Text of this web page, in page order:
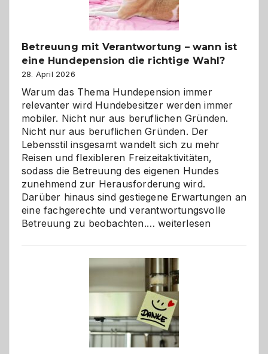
Betreuung mit Verantwortung – wann ist
eine Hundepension die richtige Wahl?
28. April 2026
Warum das Thema Hundepension immer
relevanter wird Hundebesitzer werden immer
mobiler. Nicht nur aus beruflichen Gründen.
Nicht nur aus beruflichen Gründen. Der
Lebensstil insgesamt wandelt sich zu mehr
Reisen und flexibleren Freizeitaktivitäten,
sodass die Betreuung des eigenen Hundes
zunehmend zur Herausforderung wird.
Darüber hinaus sind gestiegene Erwartungen an
eine fachgerechte und verantwortungsvolle
Betreuung zu beobachten.…Betreuung
wann
ist
eine
Hundepension
die
richtige
weiterlesen